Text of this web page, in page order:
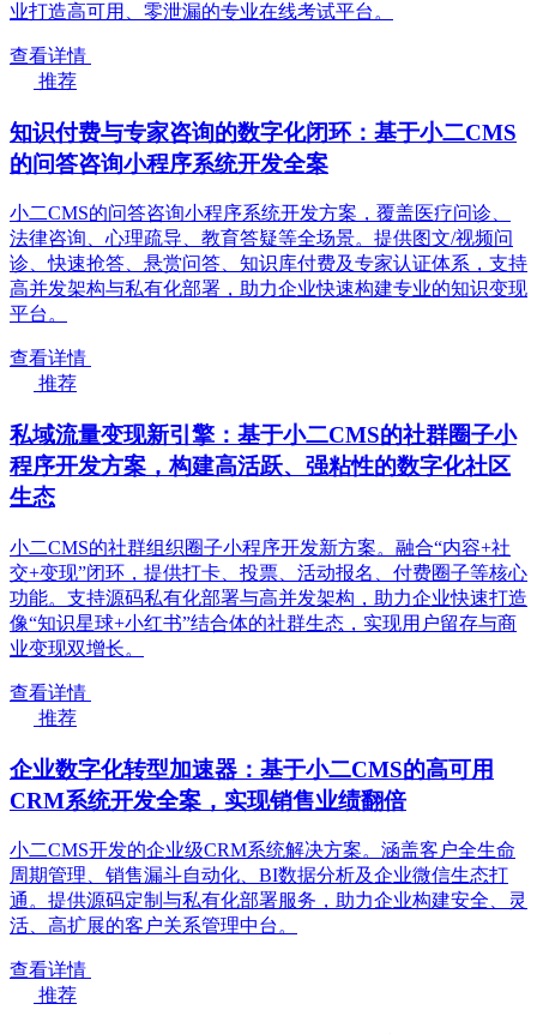
业打造高可用、零泄漏的专业在线考试平台。
查看详情
推荐
知识付费与专家咨询的数字化闭环：基于小二CMS
的问答咨询小程序系统开发全案
小二CMS的问答咨询小程序系统开发方案，覆盖医疗问诊、
法律咨询、心理疏导、教育答疑等全场景。提供图文/视频问
诊、快速抢答、悬赏问答、知识库付费及专家认证体系，支持
高并发架构与私有化部署，助力企业快速构建专业的知识变现
平台。
查看详情
推荐
私域流量变现新引擎：基于小二CMS的社群圈子小
程序开发方案，构建高活跃、强粘性的数字化社区
生态
小二CMS的社群组织圈子小程序开发新方案。融合“内容+社
交+变现”闭环，提供打卡、投票、活动报名、付费圈子等核心
功能。支持源码私有化部署与高并发架构，助力企业快速打造
像“知识星球+小红书”结合体的社群生态，实现用户留存与商
业变现双增长。
查看详情
推荐
企业数字化转型加速器：基于小二CMS的高可用
CRM系统开发全案，实现销售业绩翻倍
小二CMS开发的企业级CRM系统解决方案。涵盖客户全生命
周期管理、销售漏斗自动化、BI数据分析及企业微信生态打
通。提供源码定制与私有化部署服务，助力企业构建安全、灵
活、高扩展的客户关系管理中台。
查看详情
推荐